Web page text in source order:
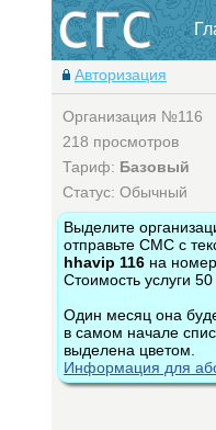
Авторизация
Организация №116
218 просмотров
Тариф: Базовый
Статус: Обычный
Выделите
отправьте СМС с
hhavip 116 на номер
Стоимость услуги 50
Один месяц она
в самом начале
выделена цветом.
Информация для